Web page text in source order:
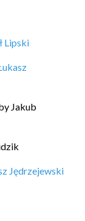
Lipski
Jakub
Jędrzejewski